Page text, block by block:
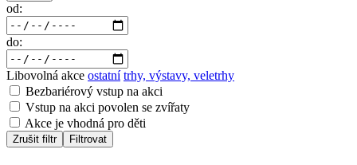
od:
do:
Libovolná akce ostatní trhy, výstavy, veletrhy
Bezbariérový vstup na akci
Vstup na akci povolen se zvířaty
Akce je vhodná pro děti
Zrušit filtr Filtrovat